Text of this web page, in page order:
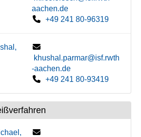
aachen.de
+49 241 80-96319
khushal.parmar@isf.rwth
-aachen.de
+49 241 80-93419